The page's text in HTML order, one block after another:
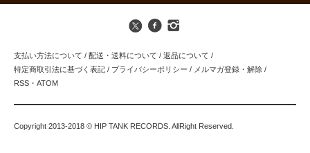
支払い方法について / 配送・送料について / 返品について /
特定商取引法に基づく表記 / プライバシーポリシー / メルマガ登録・解除 /
RSS ・ ATOM
Copyright 2013-2018 © HIP TANK RECORDS. AllRight Reserved.